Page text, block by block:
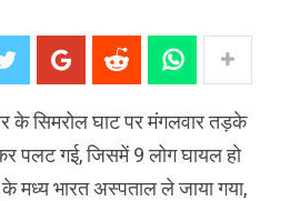
के सिमरोल घाट पर मंगलवार तड़के
पलट गई, जिसमें 9 लोग घायल हो
मध्य भारत अस्पताल ले जाया गया,